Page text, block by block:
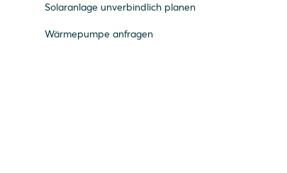
Solaranlage unverbindlich planen
Wärmepumpe anfragen